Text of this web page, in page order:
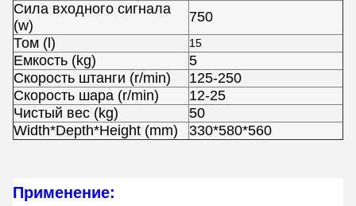
Сила входного сигнала
(w)
750
Том (l)
15
Емкость (kg)
5
Скорость штанги (r/min)
125-250
Скорость шара (r/min)
12-25
Чистый вес (kg)
50
Width*Depth*Height (mm)
330*580*560
Применение: